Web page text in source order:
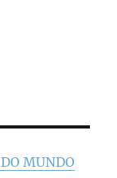
MUNDO